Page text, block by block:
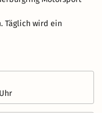
Täglich wird ein